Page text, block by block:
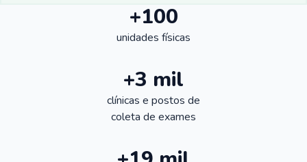
+100
unidades físicas
+3 mil
clínicas e postos de
coleta de exames